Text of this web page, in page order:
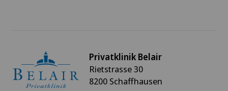
Privatklinik Belair
Rietstrasse 30
8200 Schaffhausen